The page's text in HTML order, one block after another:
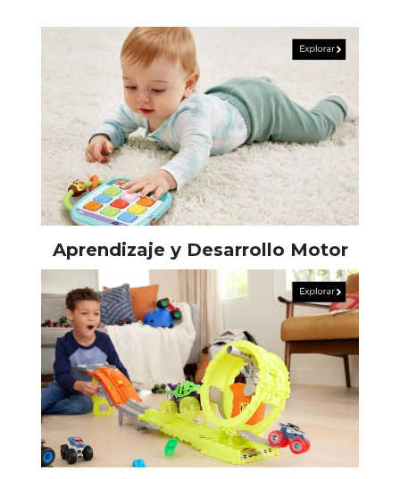
Aprendizaje y Desarrollo Motor